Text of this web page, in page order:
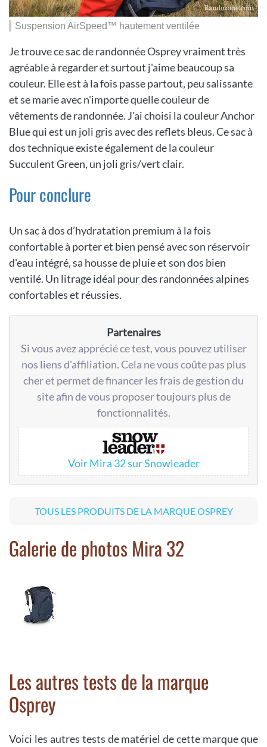
Suspension AirSpeed™ hautement ventilée
Je trouve ce sac de randonnée Osprey vraiment très
agréable à regarder et surtout j'aime beaucoup sa
couleur. Elle est à la fois passe partout, peu salissante
et se marie avec n'importe quelle couleur de
vêtements de randonnée. J'ai choisi la couleur Anchor
Blue qui est un joli gris avec des reflets bleus. Ce sac à
dos technique existe également de la couleur
Succulent Green, un joli gris/vert clair.
Pour conclure
Un sac à dos d’hydratation premium à la fois
confortable à porter et bien pensé avec son réservoir
d'eau intégré, sa housse de pluie et son dos bien
ventilé. Un litrage idéal pour des randonnées alpines
confortables et réussies.
Partenaires
Si vous avez apprécié ce test, vous pouvez utiliser
nos liens d'affiliation. Cela ne vous coûte pas plus
cher et permet de financer les frais de gestion du
site afin de vous proposer toujours plus de
fonctionnalités.
Voir Mira 32 sur Snowleader
TOUS LES PRODUITS DE LA MARQUE OSPREY
Galerie de photos Mira 32
Les autres tests de la marque
Osprey
Voici les autres tests de matériel de cette marque que